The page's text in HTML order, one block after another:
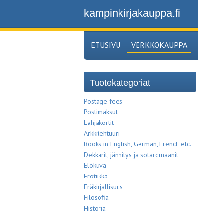
kampinkirjakauppa.fi
ETUSIVU VERKKOKAUPPA
Tuotekategoriat
Postage fees
Postimaksut
Lahjakortit
Arkkitehtuuri
Books in English, German, French etc.
Dekkarit, jännitys ja sotaromaanit
Elokuva
Erotiikka
Eräkirjallisuus
Filosofia
Historia